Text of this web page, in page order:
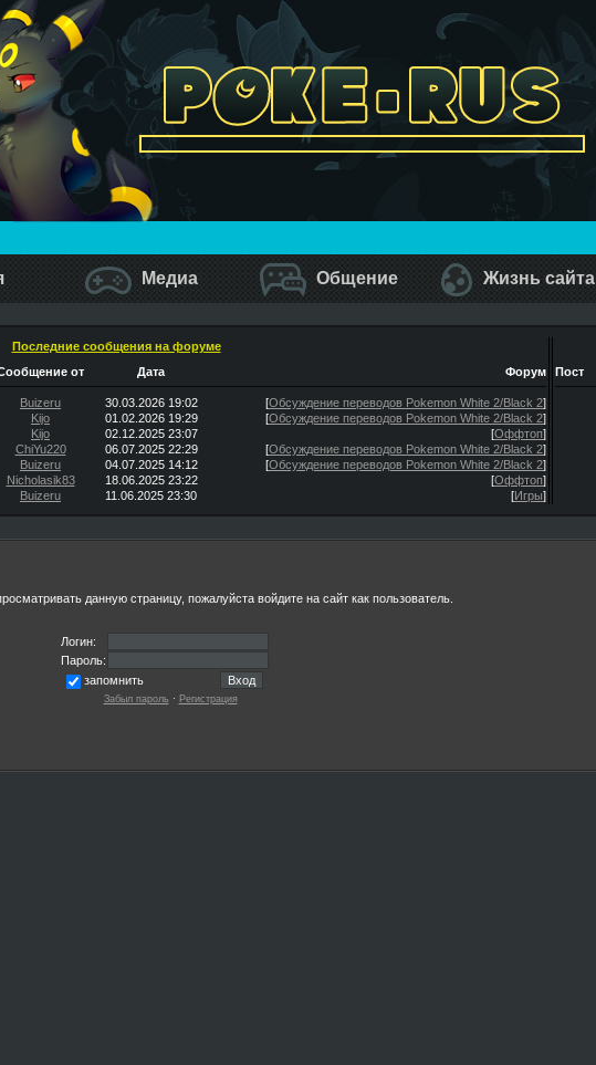
Медиа Общение Жизнь сайта
Последние сообщения на форуме
от Дата Форум
Buizeru 30.03.2026 19:02 [Обсуждение переводов Pokemon White 2/Black 2]
Kijo 01.02.2026 19:29 [Обсуждение переводов Pokemon White 2/Black 2]
Kijo 02.12.2025 23:07 [Оффтоп]
ChiYu220 06.07.2025 22:29 [Обсуждение переводов Pokemon White 2/Black 2]
Buizeru 04.07.2025 14:12 [Обсуждение переводов Pokemon White 2/Black 2]
Nicholasik83 18.06.2025 23:22 [Оффтоп]
Buizeru 11.06.2025 23:30 [Игры]
Пост
данную страницу, пожалуйста войдите на сайт как пользователь.
Логин:
Пароль:
запомнить
Забыл пароль· Регистрация